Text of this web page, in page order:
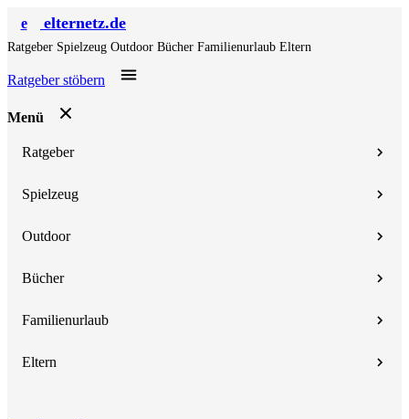
e elternetz.de
Ratgeber Spielzeug Outdoor Bücher Familienurlaub Eltern
Ratgeber stöbern
Menü
Ratgeber
Spielzeug
Outdoor
Bücher
Familienurlaub
Eltern